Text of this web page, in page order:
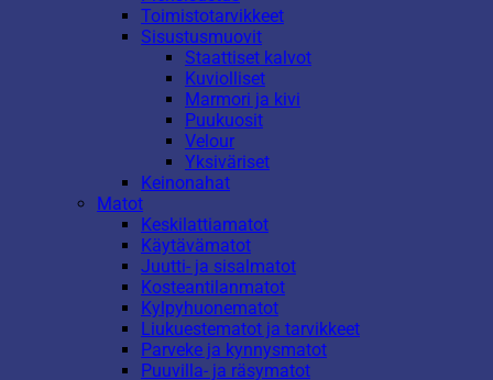
Toimistotarvikkeet
Sisustusmuovit
Staattiset kalvot
Kuviolliset
Marmori ja kivi
Puukuosit
Velour
Yksiväriset
Keinonahat
Matot
Keskilattiamatot
Käytävämatot
Juutti- ja sisalmatot
Kosteantilanmatot
Kylpyhuonematot
Liukuestematot ja tarvikkeet
Parveke ja kynnysmatot
Puuvilla- ja räsymatot